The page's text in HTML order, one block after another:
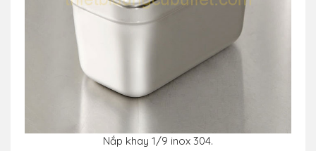
Nắp khay 1/9 inox 304.